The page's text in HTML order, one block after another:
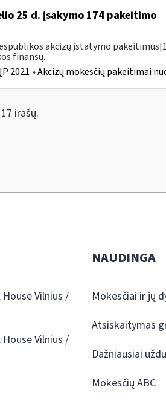
25 d. įsakymo 174 pakeitimo
akcizų įstatymo
finansų...
2021 » Akcizų mokesčių pakeitimai
irašų.
Vilnius /
Vilnius /
NAUDINGA
Mokesčiai ir jų
Atsiskaitymas
Dažniausiai
Mokesčių ABC